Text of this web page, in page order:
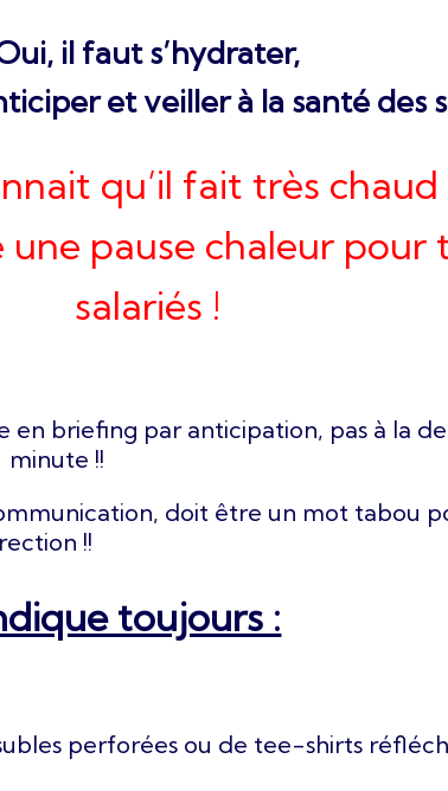
il faut s’hydrater,
et veiller à la santé des
qu’il fait très
pause chaleur pour
salariés !
en briefing par anticipation, pas à la
minute !!
doit être un mot tabou
!!
toujours :
perforées ou de tee-shirts